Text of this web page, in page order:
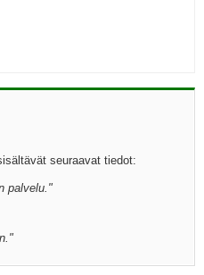
seuraavat tiedot:
palvelu. "
"